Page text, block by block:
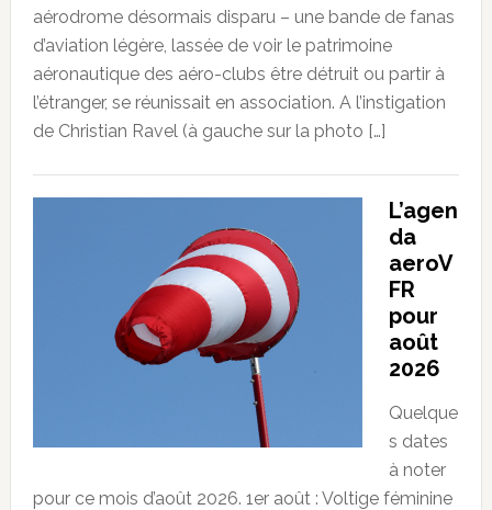
aérodrome désormais disparu – une bande de fanas
d’aviation légère, lassée de voir le patrimoine
aéronautique des aéro-clubs être détruit ou partir à
l’étranger, se réunissait en association. A l’instigation
de Christian Ravel (à gauche sur la photo […]
L’agen
da
aeroV
FR
pour
août
2026
Quelque
s dates
à noter
pour ce mois d’août 2026. 1er août : Voltige féminine